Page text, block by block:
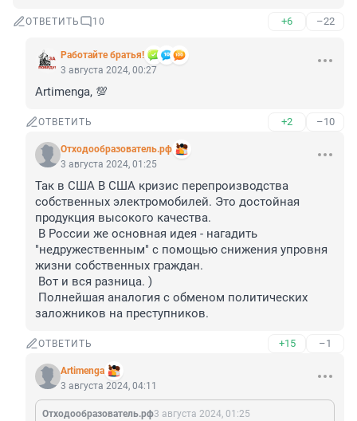
ОТВЕТИТЬ 10 +6 –22
Работайте братья!
3 августа 2024, 00:27
Artimenga, 💯
ОТВЕТИТЬ +2 –10
Отходообразователь.рф
3 августа 2024, 01:25
Так в США В США кризис перепроизводства
собственных электромобилей. Это достойная
продукция высокого качества.
В России же основная идея - нагадить
"недружественным" с помощью снижения упровня
жизни собственных граждан.
Вот и вся разница. )
Полнейшая аналогия с обменом политических
заложников на преступников.
ОТВЕТИТЬ +15 –1
Artimenga
3 августа 2024, 04:11
Отходообразователь.рф3 августа 2024, 01:25